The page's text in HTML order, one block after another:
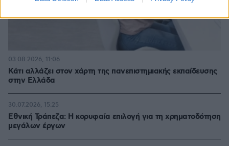
Κάτι αλλάζει στον χάρτη της πανεπιστημιακής εκπαίδευσης
στην Ελλάδα
03.08.2026, 11:06
Εθνική Τράπεζα: Η κορυφαία επιλογή για τη χρηματοδότηση
μεγάλων έργων
30.07.2026, 15:25